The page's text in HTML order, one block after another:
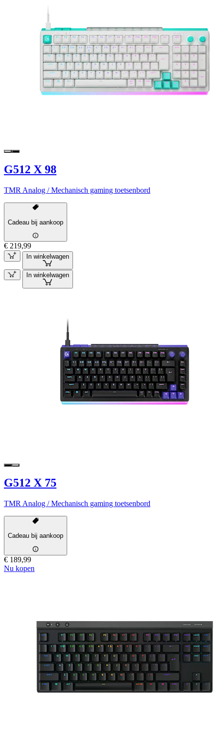
G512 X 98
TMR Analog / Mechanisch gaming toetsenbord
Cadeau bij aankoop
€ 219,99
In winkelwagen
In winkelwagen
G512 X 75
TMR Analog / Mechanisch gaming toetsenbord
Cadeau bij aankoop
€ 189,99
Nu kopen